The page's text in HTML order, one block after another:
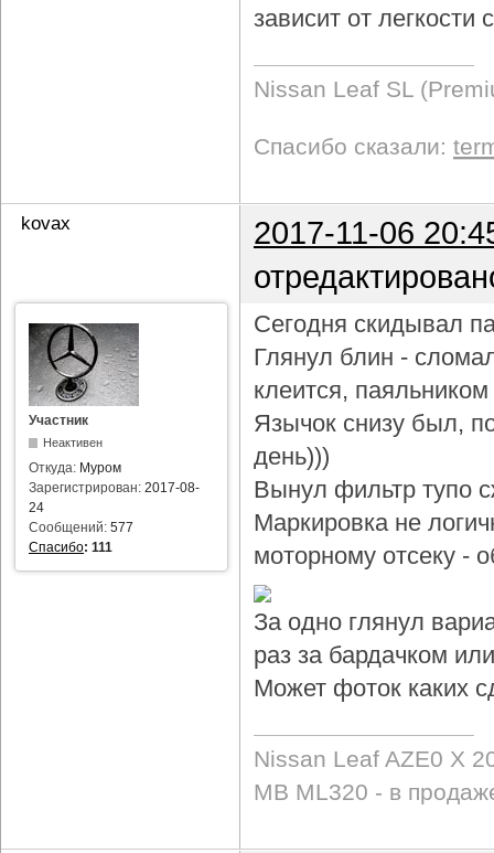
зависит от
Nissan Leaf SL
Спасибо сказали:
kovax
2017-11-06
Участник
Неактивен
Откуда: Муром
Зарегистрирован: 2017-08-
24
Сообщений: 577
Спасибо: 111
Сегодня скидывал
Глянул блин -
клеится,
Язычок снизу был,
день)))
Вынул фильтр тупо
Маркировка не
моторному отсеку -
За одно глянул
раз за бардачком
Может фоток каких
Nissan Leaf AZE0 X
MB ML320 - в